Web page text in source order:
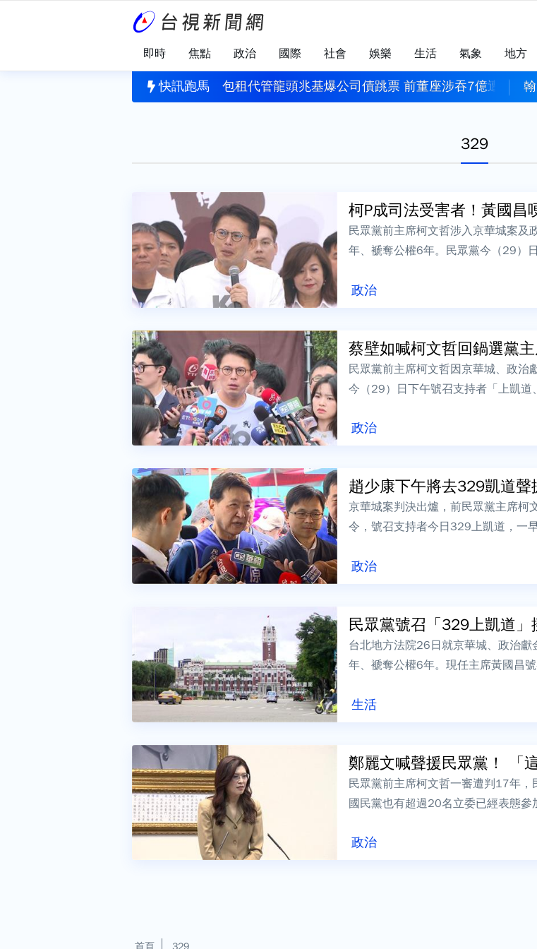
即時 焦點 政治 國際 社會 娛樂 生活 氣象 地方
快訊跑馬
襲擊 新竹基地演練幻象2000潛力掛裝、跑道搶修包租代管龍頭兆基爆公司債跳票 前董座涉吞7億遭聲押
329
政治
柯P成司法受害者！黃國昌
民眾黨前主席柯文哲涉入京華城案
年、褫奪公權6年。民眾黨今（29）
政治
蔡壁如喊柯文哲回鍋選黨
民眾黨前主席柯文哲因京華城、政
今（29）日下午號召支持者「上凱
政治
趙少康下午將去329凱道
京華城案判決出爐，前民眾黨主席柯
令，號召支持者今日329上凱道，一
生活
民眾黨號召「329上凱道
台北地方法院26日就京華城、政治
年、褫奪公權6年。現任主席黃國昌
政治
鄭麗文喊聲援民眾黨！ 「
民眾黨前主席柯文哲一審遭判17年
國民黨也有超過20名立委已經表態